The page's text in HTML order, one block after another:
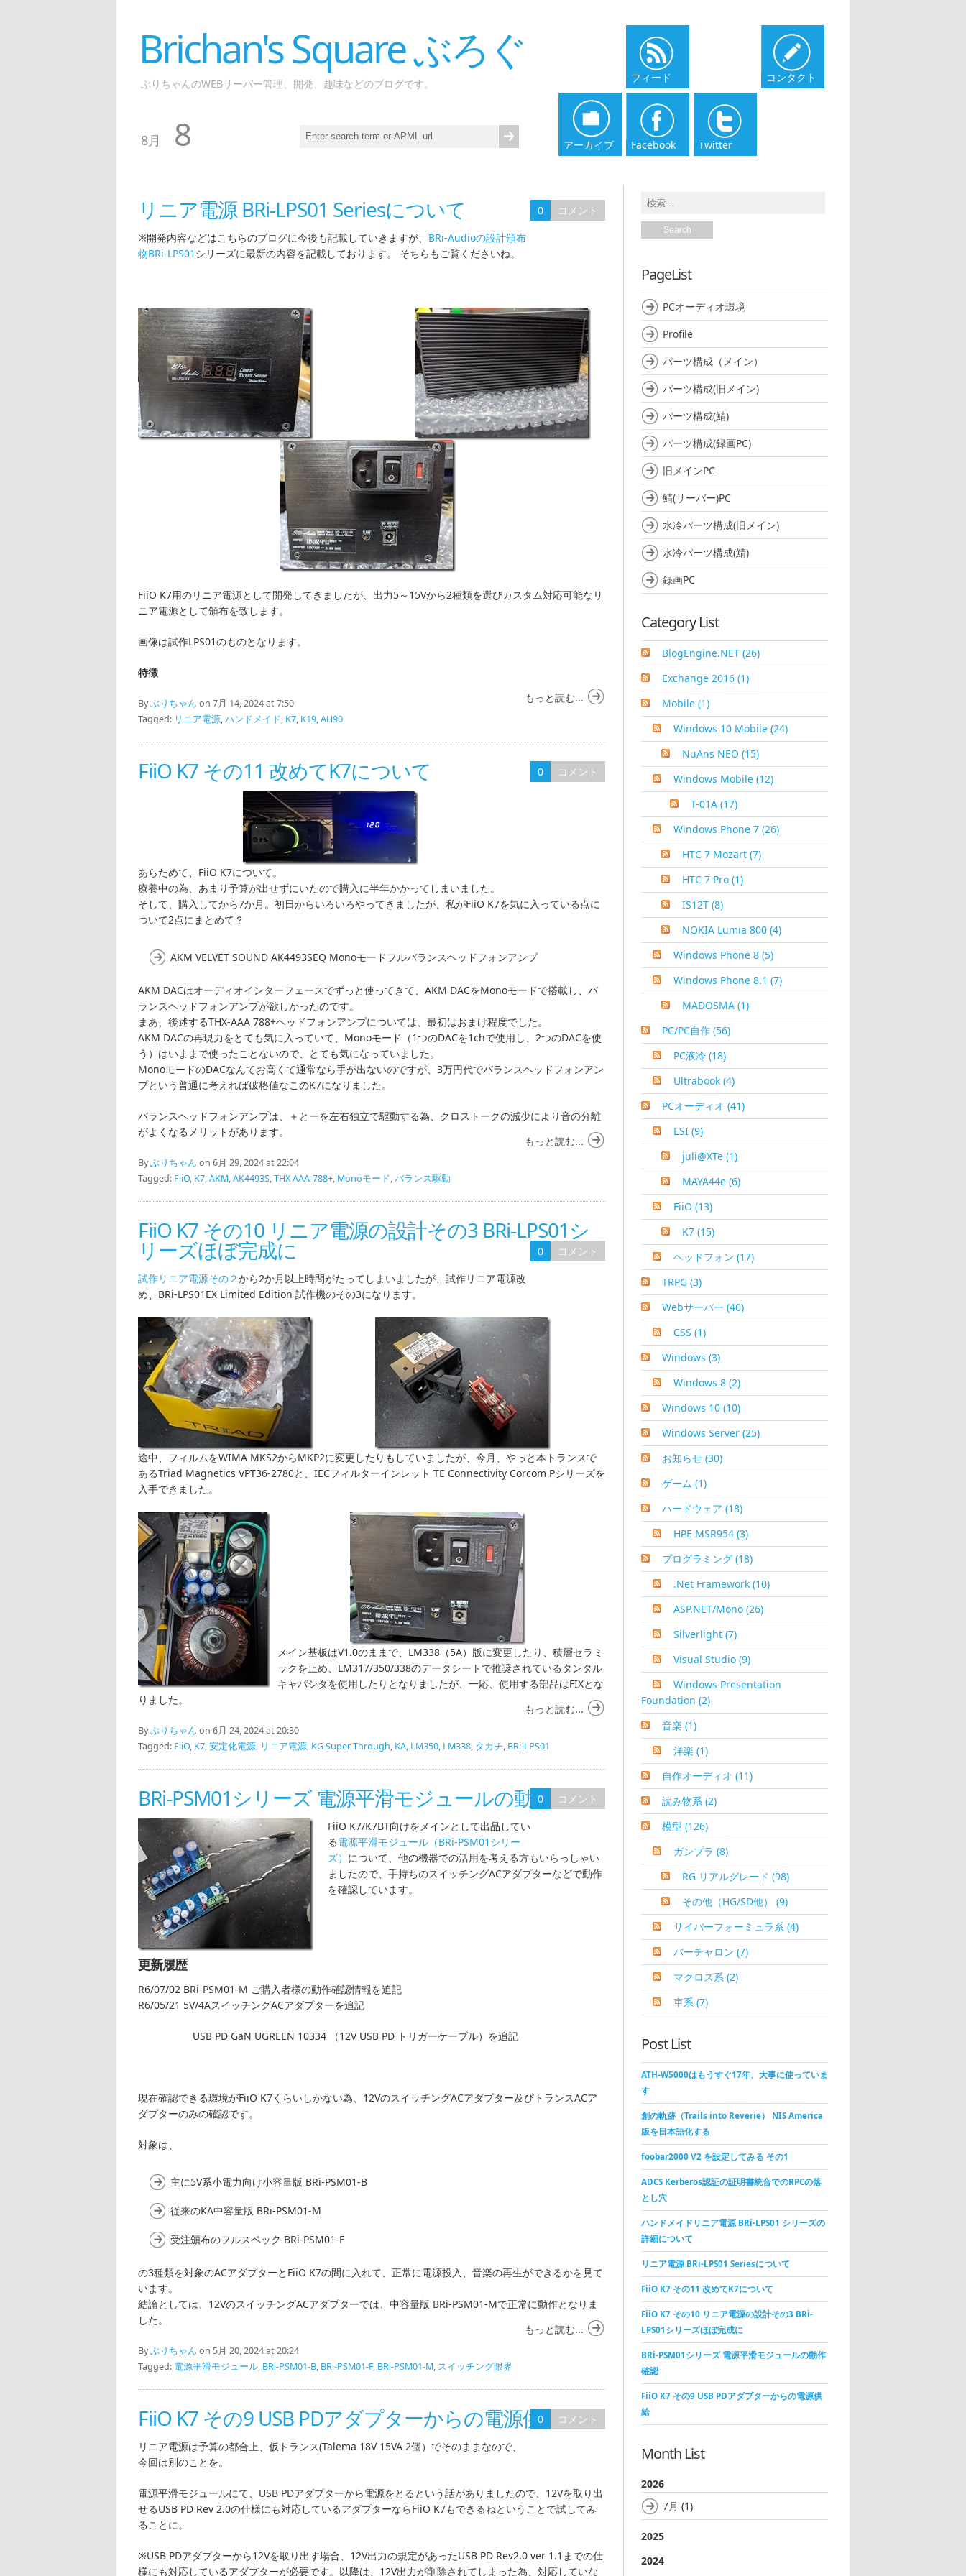
Brichan's Square ぶろぐ
ぶりちゃんのWEBサーバー管理、開発、趣味などのブログです。
8月 8
フィード コンタクト
アーカイブ Facebook Twitter
リニア電源 BRi-LPS01 Seriesについて 0
コメント
※開発内容などはこちらのブログに今後も記載していきますが、 BRi-Audioの設計頒布
物BRi-LPS01 シリーズに最新の内容を記載しております。 そちらもご覧くださいね。
FiiO K7用のリニア電源として開発してきましたが、出力5～15Vから2種類を選びカスタム対応可能なリ
ニア電源として頒布を致します。
画像は試作LPS01のものとなります。
特徴
もっと読む...
Byぶりちゃん on 7月 14, 2024 at 7:50
Tagged: リニア電源,ハンドメイド, K7, K19,AH90
FiiO K7 その11 改めてK7について 0 コメント
あらためて、FiiO K7について。
療養中の為、あまり予算が出せずにいたので購入に半年かかってしまいました。
そして、購入してから7か月。初日からいろいろやってきましたが、私がFiiO K7を気に入っている点に
ついて2点にまとめて？
AKM VELVET SOUND AK4493SEQ Monoモードフルバランスヘッドフォンアンプ
AKM DACはオーディオインターフェースでずっと使ってきて、AKM DACをMonoモードで搭載し、バ
ランスヘッドフォンアンプが欲しかったのです。
まあ、後述するTHX-AAA 788+ヘッドフォンアンプについては、最初はおまけ程度でした。
AKM DACの再現力をとても気に入っていて、Monoモード（1つのDACを1chで使用し、2つのDACを使
う）はいままで使ったことないので、とても気になっていました。
MonoモードのDACなんてお高くて通常なら手が出ないのですが、3万円代でバランスヘッドフォンアン
プという普通に考えれば破格値なこのK7になりました。
バランスヘッドフォンアンプは、＋とーを左右独立で駆動する為、クロストークの減少により音の分離
がよくなるメリットがあります。
もっと読む...
Byぶりちゃん on 6月 29, 2024 at 22:04
Tagged: FiiO, K7,AKM,AK4493S,THX AAA-788+, Monoモード,バランス駆動
FiiO K7 その10 リニア電源の設計その3 BRi-LPS01シ
リーズほぼ完成に 0
コメント
試作リニア電源その２から2か月以上時間がたってしまいましたが、試作リニア電源改
め、BRi-LPS01EX Limited Edition 試作機のその3になります。
途中、フィルムをWIMA MKS2からMKP2に変更したりもしていましたが、今月、やっと本トランスで
あるTriad Magnetics VPT36-2780と、IECフィルターインレット TE Connectivity Corcom Pシリーズを
入手できました。
メイン基板はV1.0のままで、LM338（5A）版に変更したり、積層セラミ
ックを止め、LM317/350/338のデータシートで推奨されているタンタル
キャパシタを使用したりとなりましたが、一応、使用する部品はFIXとな
りました。
もっと読む...
Byぶりちゃん on 6月 24, 2024 at 20:30
Tagged: FiiO, K7,安定化電源, リニア電源, KG Super Through, KA, LM350, LM338, タカチ, BRi-LPS01
BRi-PSM01シリーズ 電源平滑モジュールの動作確認
0
コメント
FiiO K7/K7BT向けをメインとして出品してい
る電源平滑モジュール（BRi-PSM01シリー
ズ） について、他の機器での活用を考える方もいらっしゃい
ましたので、手持ちのスイッチングACアダプターなどで動作
を確認しています。
更新履歴
R6/07/02 BRi-PSM01-M ご購入者様の動作確認情報を追記
R6/05/21 5V/4AスイッチングACアダプターを追記
USB PD GaN UGREEN 10334 （12V USB PD トリガーケーブル）を追記
現在確認できる環境がFiiO K7くらいしかない為、12VのスイッチングACアダプター及びトランスACア
ダプターのみの確認です。
対象は、
主に5V系小電力向け小容量版 BRi-PSM01-B
従来のKA中容量版 BRi-PSM01-M
受注頒布のフルスペック BRi-PSM01-F
の3種類を対象のACアダプターとFiiO K7の間に入れて、正常に電源投入、音楽の再生ができるかを見て
います。
結論としては、12VのスイッチングACアダプターでは、中容量版 BRi-PSM01-Mで正常に動作となりま
した。
もっと読む...
Byぶりちゃん on 5月 20, 2024 at 20:24
Tagged: 電源平滑モジュール, BRi-PSM01-B, BRi-PSM01-F, BRi-PSM01-M, スイッチング限界
FiiO K7 その9 USB PDアダプターからの電源供給
0
コメント
リニア電源は予算の都合上、仮トランス(Talema 18V 15VA 2個）でそのままなので、
今回は別のことを。
電源平滑モジュールにて、USB PDアダプターから電源をとるという話がありましたので、12Vを取り出
せるUSB PD Rev 2.0の仕様にも対応しているアダプターならFiiO K7もできるねということで試してみ
ることに。
※USB PDアダプターから12Vを取り出す場合、12V出力の規定があったUSB PD Rev2.0 ver 1.1までの仕
様にも対応しているアダプターが必要です。以降は、12V出力が削除されてしまった為、対応していな
PageList
PCオーディオ環境
Profile
パーツ構成（メイン）
パーツ構成(旧メイン)
パーツ構成(鯖)
パーツ構成(録画PC)
旧メインPC
鯖(サーバー)PC
水冷パーツ構成(旧メイン)
水冷パーツ構成(鯖)
録画PC
Category List
BlogEngine.NET (26)
Exchange 2016 (1)
Mobile (1)
Windows 10 Mobile (24)
NuAns NEO (15)
Windows Mobile (12)
T-01A (17)
Windows Phone 7 (26)
HTC 7 Mozart (7)
HTC 7 Pro (1)
IS12T (8)
NOKIA Lumia 800 (4)
Windows Phone 8 (5)
Windows Phone 8.1 (7)
MADOSMA (1)
PC/PC自作 (56)
PC液冷 (18)
Ultrabook (4)
PCオーディオ (41)
ESI (9)
juli@XTe (1)
MAYA44e (6)
FiiO (13)
K7 (15)
ヘッドフォン (17)
TRPG (3)
Webサーバー (40)
CSS (1)
Windows (3)
Windows 8 (2)
Windows 10 (10)
Windows Server (25)
お知らせ (30)
ゲーム (1)
ハードウェア (18)
HPE MSR954 (3)
プログラミング (18)
.Net Framework (10)
ASP.NET/Mono (26)
Silverlight (7)
Visual Studio (9)
Windows Presentation
Foundation (2)
音楽 (1)
洋楽 (1)
自作オーディオ (11)
読み物系 (2)
模型 (126)
ガンプラ (8)
RG リアルグレード (98)
その他（HG/SD他） (9)
サイバーフォーミュラ系 (4)
バーチャロン (7)
マクロス系 (2)
車系 (7)
Post List
ATH-W5000はもうすぐ17年、大事に使っていま
す
創の軌跡（Trails into Reverie） NIS America
版を日本語化する
foobar2000 V2 を設定してみる その1
ADCS Kerberos認証の証明書統合でのRPCの落
とし穴
ハンドメイドリニア電源 BRi-LPS01 シリーズの
詳細について
リニア電源 BRi-LPS01 Seriesについて
FiiO K7 その11 改めてK7について
FiiO K7 その10 リニア電源の設計その3 BRi-
LPS01シリーズほぼ完成に
BRi-PSM01シリーズ 電源平滑モジュールの動作
確認
FiiO K7 その9 USB PDアダプターからの電源供
給
Month List
2026
7月 (1)
2025
2024